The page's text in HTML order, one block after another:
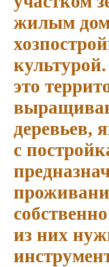
жилым
это
деревьев,
с
из них